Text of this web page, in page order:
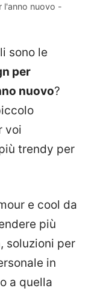
l'anno nuovo -
sono le
per
nuovo?
voi
trendy per
e cool da
più
soluzioni per
in
a quella